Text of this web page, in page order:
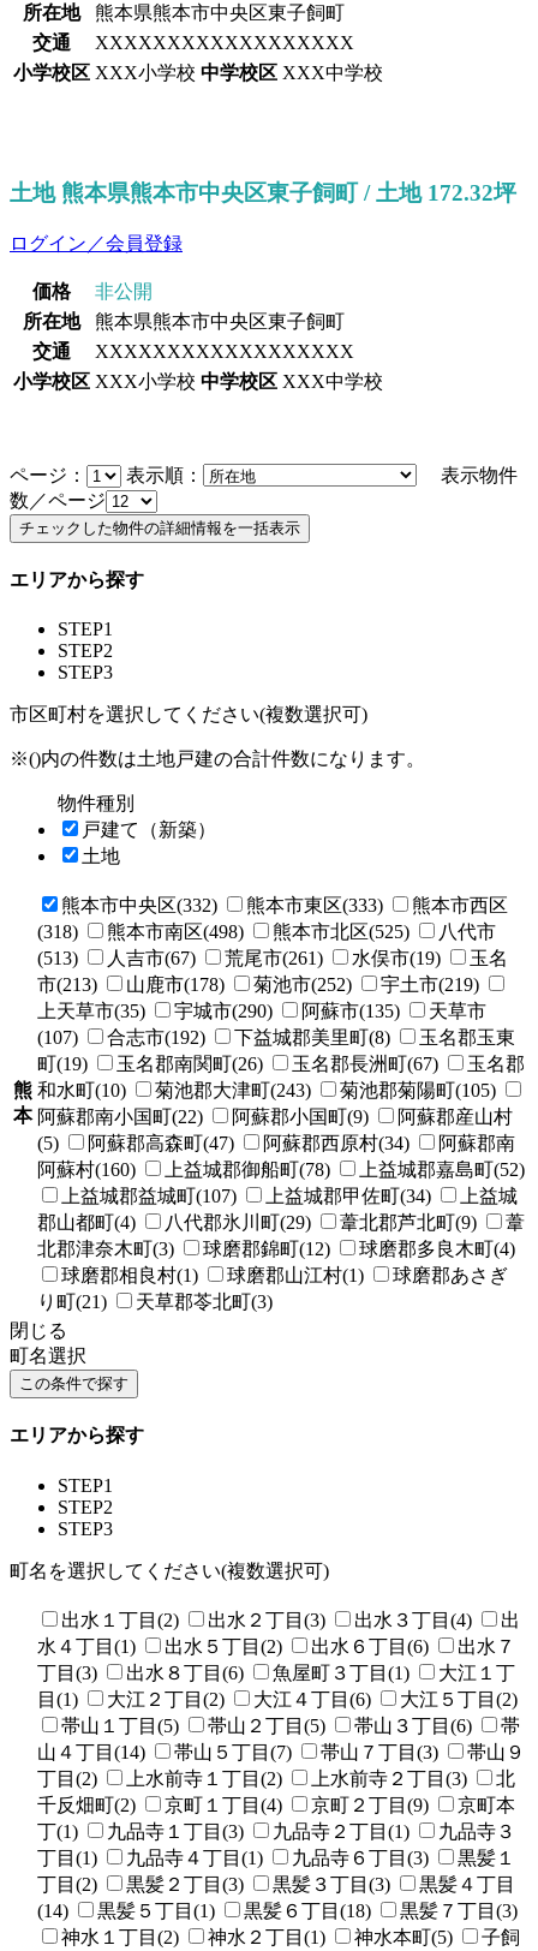
所在地
熊本県熊本市中央区東子飼町
交通
XXXXXXXXXXXXXXXXXX
小学校区 XXX小学校 中学校区 XXX中学校
土地 熊本県熊本市中央区東子飼町 / 土地 172.32坪
ログイン／会員登録
価格
非公開
所在地
熊本県熊本市中央区東子飼町
交通
XXXXXXXXXXXXXXXXXX
小学校区 XXX小学校 中学校区 XXX中学校
ページ： 表示順：
表示物件
数／ページ
エリアから探す
STEP1
STEP2
STEP3
市区町村を選択してください(複数選択可)
※()内の件数は土地戸建の合計件数になります。
物件種別
戸建て（新築）
土地
熊
本
熊本市中央区(332) 熊本市東区(333)
熊本市西区
(318)
熊本市南区(498) 熊本市北区(525)
八代市
(513)
人吉市(67) 荒尾市(261) 水俣市(19)
玉名
市(213)
山鹿市(178) 菊池市(252)
宇土市(219)
上天草市(35)
宇城市(290) 阿蘇市(135)
天草市
(107)
合志市(192) 下益城郡美里町(8)
玉名郡玉東
町(19)
玉名郡南関町(26) 玉名郡長洲町(67)
玉名郡
和水町(10)
菊池郡大津町(243)
菊池郡菊陽町(105)
阿蘇郡南小国町(22)
阿蘇郡小国町(9)
阿蘇郡産山村
(5)
阿蘇郡高森町(47) 阿蘇郡西原村(34)
阿蘇郡南
阿蘇村(160)
上益城郡御船町(78)
上益城郡嘉島町(52)
上益城郡益城町(107)
上益城郡甲佐町(34)
上益城
郡山都町(4)
八代郡氷川町(29) 葦北郡芦北町(9)
葦
北郡津奈木町(3)
球磨郡錦町(12)
球磨郡多良木町(4)
球磨郡相良村(1)
球磨郡山江村(1)
球磨郡あさぎ
り町(21)
天草郡苓北町(3)
閉じる
町名選択
エリアから探す
STEP1
STEP2
STEP3
町名を選択してください(複数選択可)
出水１丁目(2) 出水２丁目(3) 出水３丁目(4)
出
水４丁目(1)
出水５丁目(2) 出水６丁目(6)
出水７
丁目(3)
出水８丁目(6) 魚屋町３丁目(1)
大江１丁
目(1)
大江２丁目(2) 大江４丁目(6)
大江５丁目(2)
帯山１丁目(5)
帯山２丁目(5) 帯山３丁目(6)
帯
山４丁目(14)
帯山５丁目(7) 帯山７丁目(3)
帯山９
丁目(2)
上水前寺１丁目(2) 上水前寺２丁目(3)
北
千反畑町(2)
京町１丁目(4) 京町２丁目(9)
京町本
丁(1)
九品寺１丁目(3) 九品寺２丁目(1)
九品寺３
丁目(1)
九品寺４丁目(1) 九品寺６丁目(3)
黒髪１
丁目(2)
黒髪２丁目(3) 黒髪３丁目(3)
黒髪４丁目
(14)
黒髪５丁目(1) 黒髪６丁目(18)
黒髪７丁目(3)
神水１丁目(2)
神水２丁目(1) 神水本町(5)
子飼